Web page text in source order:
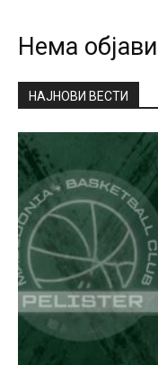
Нема
НАЈНОВИ ВЕСТИ